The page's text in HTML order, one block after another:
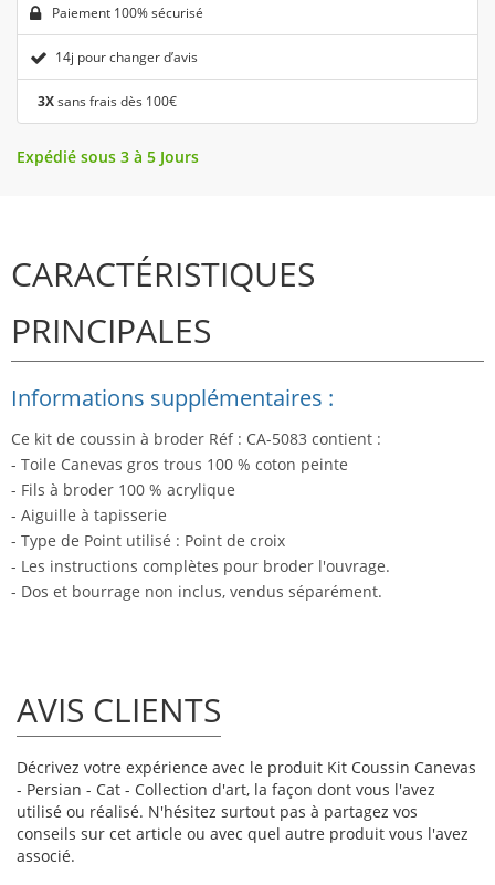
Paiement 100% sécurisé
14j pour changer d’avis
3Xsans frais dès 100€
Expédié sous 3 à 5 Jours
CARACTÉRISTIQUES
PRINCIPALES
Informations supplémentaires :
Ce kit de coussin à broder Réf : CA-5083 contient :
- Toile Canevas gros trous 100 % coton peinte
- Fils à broder 100 % acrylique
- Aiguille à tapisserie
- Type de Point utilisé : Point de croix
- Les instructions complètes pour broder l'ouvrage.
- Dos et bourrage non inclus, vendus séparément.
AVIS CLIENTS
Décrivez votre expérience avec le produit Kit Coussin Canevas
- Persian - Cat - Collection d'art, la façon dont vous l'avez
utilisé ou réalisé. N'hésitez surtout pas à partagez vos
conseils sur cet article ou avec quel autre produit vous l'avez
associé.